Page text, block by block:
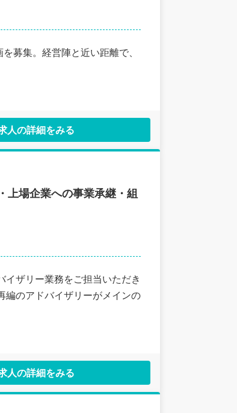
募集。経営陣と近い距離で、
人の詳細をみる
上場企業への事業承継・組
ザリー業務をご担当いただき
編のアドバイザリーがメインの
人の詳細をみる